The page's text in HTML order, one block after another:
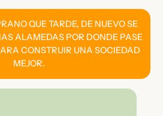
QUE TARDE, DE NUEVO SE
ALAMEDAS POR DONDE PASE
CONSTRUIR UNA SOCIEDAD
MEJOR.